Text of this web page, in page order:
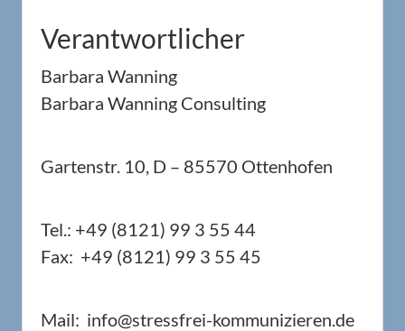
Verantwortlicher
Barbara Wanning
Barbara Wanning Consulting
Gartenstr. 10, D – 85570 Ottenhofen
Tel.: +49 (8121) 99 3 55 44
Fax: +49 (8121) 99 3 55 45
Mail: info@stressfrei-kommunizieren.de